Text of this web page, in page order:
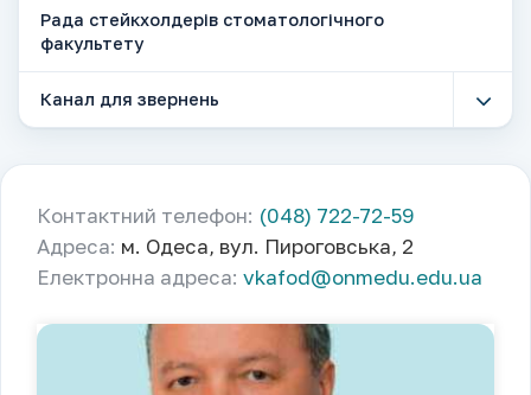
Рада стейкхолдерів стоматологічного
факультету
Канал для звернень
Контактний телефон: (048) 722-72-59
Адреса: м. Одеса, вул. Пироговська, 2
Електронна адреса: vkafod@onmedu.edu.ua